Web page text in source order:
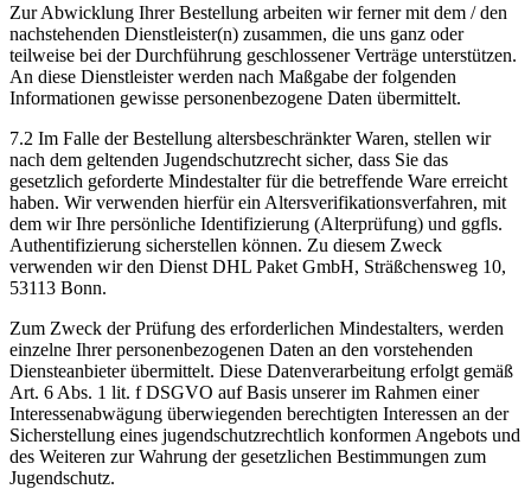
Zur Abwicklung Ihrer Bestellung arbeiten wir ferner mit dem / den
nachstehenden Dienstleister(n) zusammen, die uns ganz oder
teilweise bei der Durchführung geschlossener Verträge unterstützen.
An diese Dienstleister werden nach Maßgabe der folgenden
Informationen gewisse personenbezogene Daten übermittelt.
7.2 Im Falle der Bestellung altersbeschränkter Waren, stellen wir
nach dem geltenden Jugendschutzrecht sicher, dass Sie das
gesetzlich geforderte Mindestalter für die betreffende Ware erreicht
haben. Wir verwenden hierfür ein Altersverifikationsverfahren, mit
dem wir Ihre persönliche Identifizierung (Alterprüfung) und ggfls.
Authentifizierung sicherstellen können. Zu diesem Zweck
verwenden wir den Dienst DHL Paket GmbH, Sträßchensweg 10,
53113 Bonn.
Zum Zweck der Prüfung des erforderlichen Mindestalters, werden
einzelne Ihrer personenbezogenen Daten an den vorstehenden
Diensteanbieter übermittelt. Diese Datenverarbeitung erfolgt gemäß
Art. 6 Abs. 1 lit. f DSGVO auf Basis unserer im Rahmen einer
Interessenabwägung überwiegenden berechtigten Interessen an der
Sicherstellung eines jugendschutzrechtlich konformen Angebots und
des Weiteren zur Wahrung der gesetzlichen Bestimmungen zum
Jugendschutz.